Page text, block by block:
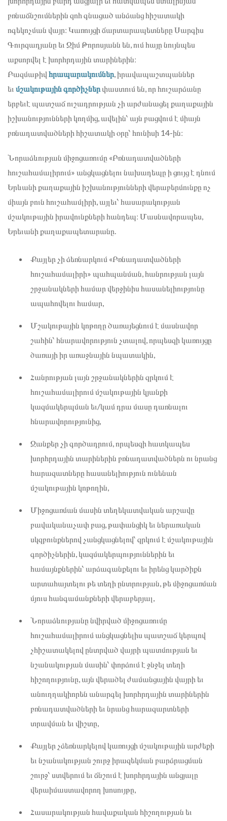
բռնաճնշումներին զոհ գնացած անձանց հիշատակի
ոգեկոչման վայր։ Կառույցի ճարտարապետները Սարգիս
Գուրզադյանը եւ Ջիմ Թորոսյանն են, ում հայը նույնպես
աքսորվել է խորհրդային տարիներին։
Բազմաթիվ հրապարակումներ , իրավապաշտպաններ
եւ մշակութային գործիչներփաստում են, որ հուշարձանը
երբեւէ պատշաճ ուշադրության չի արժանացել քաղաքային
իշխանությունների կողմից, ավելին՝ այն բացվում է միայն
բռնադատվածների հիշատակի օրը՝ հունիսի 14-ին։
Նորաձևության միջոցառումը «Բռնադատվածների
հուշահամալիրում» անցկացնելու նախադեպը ի ցույց է դնում
Երևանի քաղաքային իշխանությունների վերաբերմունքը ոչ
միայն բուն հուշահամլիրի, այլեւ՝ հասարակության
մշակութային իրավունքների հանդեպ։ Մասնավորապես,
Երեւանի քաղաքապետարանը.
Քայլեր չի ձեռնարկում «Բռնադատվածների
հուշահամալիրի» պահպանման, հանրության լայն
շրջանակների համար վերջինիս հասանելիությունը
ապահովելու համար,
Մշակութային կոթողը ծառայեցնում է մասնավոր
շահին՝ հնարավորություն չտալով, որպեսզի կառույցը
ծառայի իր առաջնային նպատակին,
Հանրության լայն շրջանակներին զրկում է
հուշահամալիրում մշակութային կյանքի
կազմակերպման եւ/կամ դրա մասը դառնալու
հնարավորությունից,
Ջանքեր չի գործադրում, որպեսզի հատկապես
խորհրդային տարիներին բռնադատվածներն ու նրանց
հարազատները հասանելիություն ունենան
մշակութային կոթողին,
Միջոցառման մասին տեղեկատվական արշավը
բավականաչափ բաց, թափանցիկ եւ ներառական
սկզբունքներով չանցկացնելով՝ զրկում է մշակութային
գործիչներին, կազմակերպություններին եւ
համայնքներին՝ արձագանքելու եւ իրենց կարծիքն
արտահայտելու թե տեղի ընտրության, թե միջոցառման
մյուս հանգամանքների վերաբերյալ,
Նորաձևությանը նվիրված միջոցառումը
հուշահամալիրում անցկացնելիս պատշաճ կերպով
չհիշատակելով ընտրված վայրի պատմության եւ
նշանակության մասին՝ փորձում է ջնջել տեղի
հիշողությունը, այն վերածել ժամանցային վայրի եւ
անուղղակիորեն անարգել խորհրդային տարիներին
բռնադատվածների եւ նրանց հարազարտների
տրավման եւ վիշտը,
Քայլեր չձեռնարկելով կառույցի մշակութային արժեքի
եւ նշանակության շուրջ իրազեկման բարձրացման
շուրջ՝ ստվերում եւ ճնշում է խորհրդային անցյալը
վերաիմաստավորող խոսույթը,
Հասարակության հավաքական հիշողության եւ